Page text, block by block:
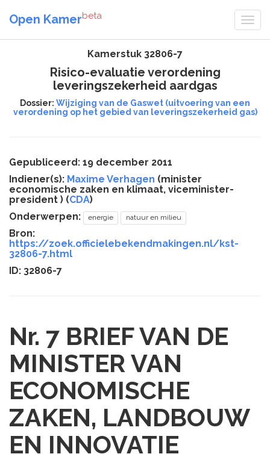
Open Kamerbeta
Kamerstuk 32806-7
Risico-evaluatie verordening
leveringszekerheid aardgas
Dossier: Wijziging van de Gaswet (uitvoering van een
verordening op het gebied van leveringszekerheid gas)
Gepubliceerd: 19 december 2011
Indiener(s): Maxime Verhagen (minister
economische zaken en klimaat, viceminister-
president ) (CDA)
Onderwerpen:
energie natuur en milieu
Bron:
https://zoek.officielebekendmakingen.nl/kst-
32806-7.html
ID: 32806-7
Nr. 7 BRIEF VAN DE
MINISTER VAN
ECONOMISCHE
ZAKEN, LANDBOUW
EN INNOVATIE